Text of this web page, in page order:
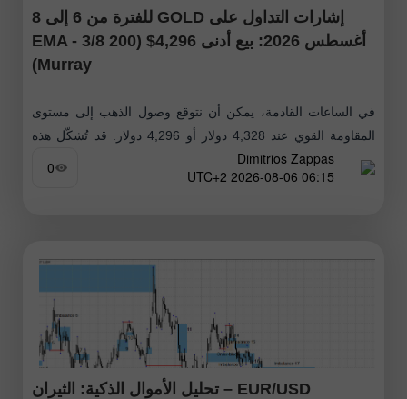
إشارات التداول على GOLD للفترة من 6 إلى 8
أغسطس 2026: بيع أدنى 4,296$ (200 EMA - 3/8
Murray)
في الساعات القادمة، يمكن أن نتوقع وصول الذهب إلى مستوى
المقاومة القوي عند 4,328 دولار أو 4,296 دولار. قد تُشكّل هذه
المستويات فرصة للدببة لفتح مراكز بيع، إذ يمكن
Dimitrios Zappas
06:15 2026-08-06 UTC+2
0
EUR/USD – تحليل الأموال الذكية: الثيران